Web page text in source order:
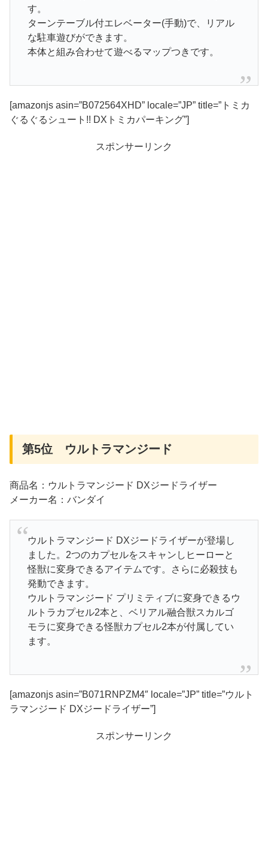
す。
ターンテーブル付エレベーター(手動)で、リアル
な駐車遊びができます。
本体と組み合わせて遊べるマップつきです。
[amazonjs asin=”B072564XHD” locale=”JP” title=”トミカ
ぐるぐるシュート!! DXトミカパーキング”]
スポンサーリンク
第5位 ウルトラマンジード
商品名：ウルトラマンジード DXジードライザー
メーカー名：バンダイ
ウルトラマンジード DXジードライザーが登場し
ました。2つのカプセルをスキャンしヒーローと
怪獣に変身できるアイテムです。さらに必殺技も
発動できます。
ウルトラマンジード プリミティブに変身できるウ
ルトラカプセル2本と、ベリアル融合獣スカルゴ
モラに変身できる怪獣カプセル2本が付属してい
ます。
[amazonjs asin=”B071RNPZM4″ locale=”JP” title=”ウルト
ラマンジード DXジードライザー”]
スポンサーリンク